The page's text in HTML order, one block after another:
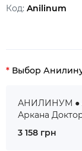
Код: Anilinum
Выбор
АНИЛИНУМ ●
Аркана
3 158 грн